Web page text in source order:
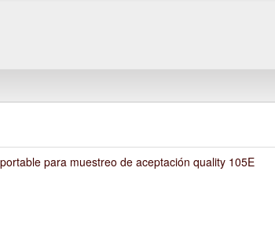
para muestreo de aceptación quality 105E